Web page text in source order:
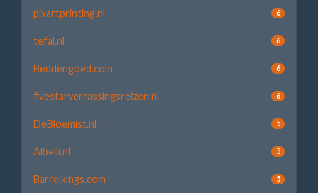
pixartprinting.nl 6
tefal.nl 6
Beddengoed.com 6
fivestarverrassingsreizen.nl 6
DeBloemist.nl 5
Albelli.nl 5
Barrelkings.com 5